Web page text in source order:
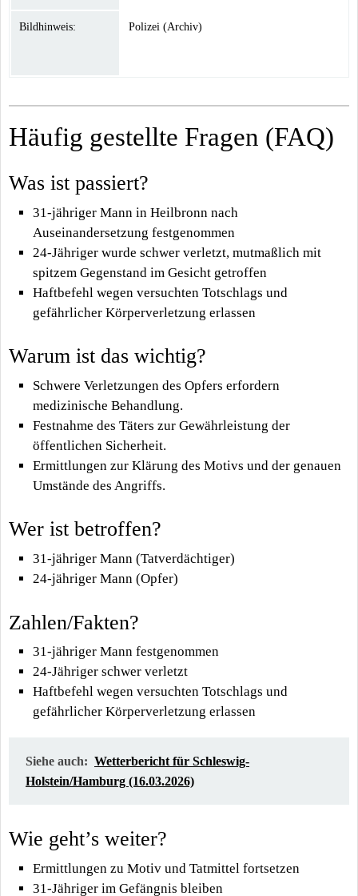
Bildhinweis: Polizei (Archiv)
Häufig gestellte Fragen (FAQ)
Was ist passiert?
31-jähriger Mann in Heilbronn nach
Auseinandersetzung festgenommen
24-Jähriger wurde schwer verletzt, mutmaßlich mit
spitzem Gegenstand im Gesicht getroffen
Haftbefehl wegen versuchten Totschlags und
gefährlicher Körperverletzung erlassen
Warum ist das wichtig?
Schwere Verletzungen des Opfers erfordern
medizinische Behandlung.
Festnahme des Täters zur Gewährleistung der
öffentlichen Sicherheit.
Ermittlungen zur Klärung des Motivs und der genauen
Umstände des Angriffs.
Wer ist betroffen?
31-jähriger Mann (Tatverdächtiger)
24-jähriger Mann (Opfer)
Zahlen/Fakten?
31-jähriger Mann festgenommen
24-Jähriger schwer verletzt
Haftbefehl wegen versuchten Totschlags und
gefährlicher Körperverletzung erlassen
Siehe auch: Wetterbericht für Schleswig-
Holstein/Hamburg (16.03.2026)
Wie geht’s weiter?
Ermittlungen zu Motiv und Tatmittel fortsetzen
31-Jähriger im Gefängnis bleiben